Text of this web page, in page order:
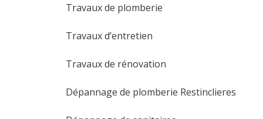
Travaux de plomberie
Travaux d’entretien
Travaux de rénovation
Dépannage de plomberie Restinclieres